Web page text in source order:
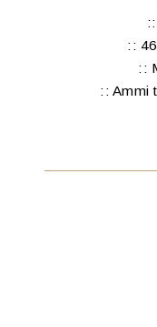
::
::
:: Ammi